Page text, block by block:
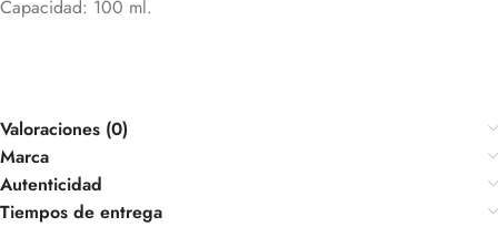
Capacidad: 100 ml.
Valoraciones (0)
Marca
Autenticidad
Tiempos de entrega